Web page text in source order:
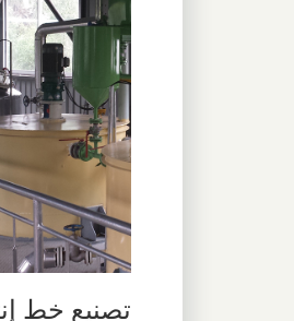
تصنيع خط